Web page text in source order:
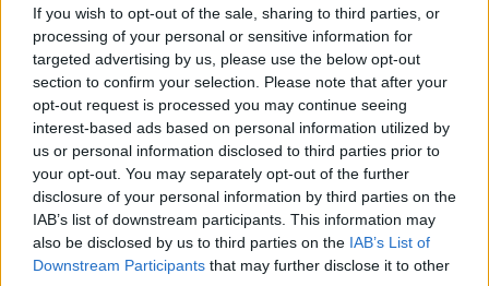
If you wish to opt-out of the sale, sharing to third parties, or
processing of your personal or sensitive information for
targeted advertising by us, please use the below opt-out
section to confirm your selection. Please note that after your
opt-out request is processed you may continue seeing
interest-based ads based on personal information utilized by
us or personal information disclosed to third parties prior to
your opt-out. You may separately opt-out of the further
disclosure of your personal information by third parties on the
IAB’s list of downstream participants. This information may
also be disclosed by us to third parties on the IAB’s List of
Downstream Participants that may further disclose it to other